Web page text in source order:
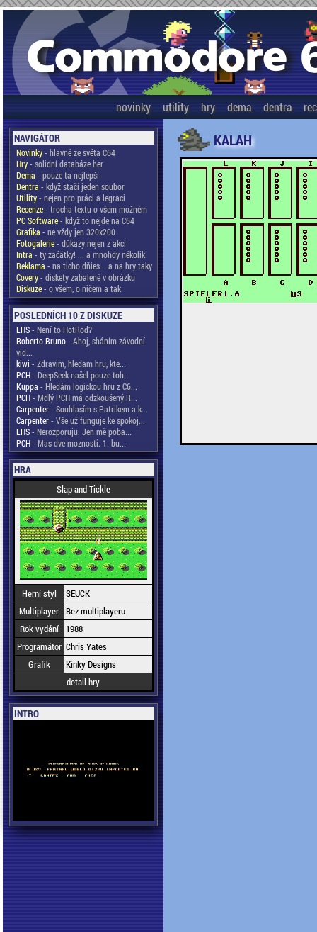
novinky utility hry dema dentra
NAVIGÁTOR
Novinky- hlavně ze světa C64
Hry- solidní databáze her
Dema - pouze ta nejlepší
Dentra - když stačí jeden soubor
Utility- nejen pro práci a legraci
Recenze- trocha textu o všem možném
PC Software- když to nejde na C64
Grafika - ne vždy jen 320x200
Fotogalerie- důkazy nejen z akcí
Intra - ty začátky! ... a mnohdy několik
Reklama - na ticho dňies .. a na hry taky
Covery- diskety zabalené v obrázku
Diskuze- o všem, o ničem a tak
POSLEDNÍCH 10 Z DISKUZE
LHS- Není to HotRod?
Roberto Bruno- Ahoj, sháním závodní
vid...
kiwi - Zdravim, hledam hru, kte...
PCH- DeepSeek našel pouze toh...
Kuppa - Hledám logickou hru z C6...
PCH- Mdlý PCH má odzkoušený R...
Carpenter- Souhlasím s Patrikem a k...
Carpenter- Vše už funguje ke spokoj...
LHS- Nerozporuju. Jen mě poba...
PCH- Mas dve moznosti. 1. bu...
HRA
Slap and Tickle
Herní styl
SEUCK
Multiplayer Bez multiplayeru
Rok vydání
1988
Programátor Chris Yates
Grafik
Kinky Designs
detail hry
INTRO
KALAH